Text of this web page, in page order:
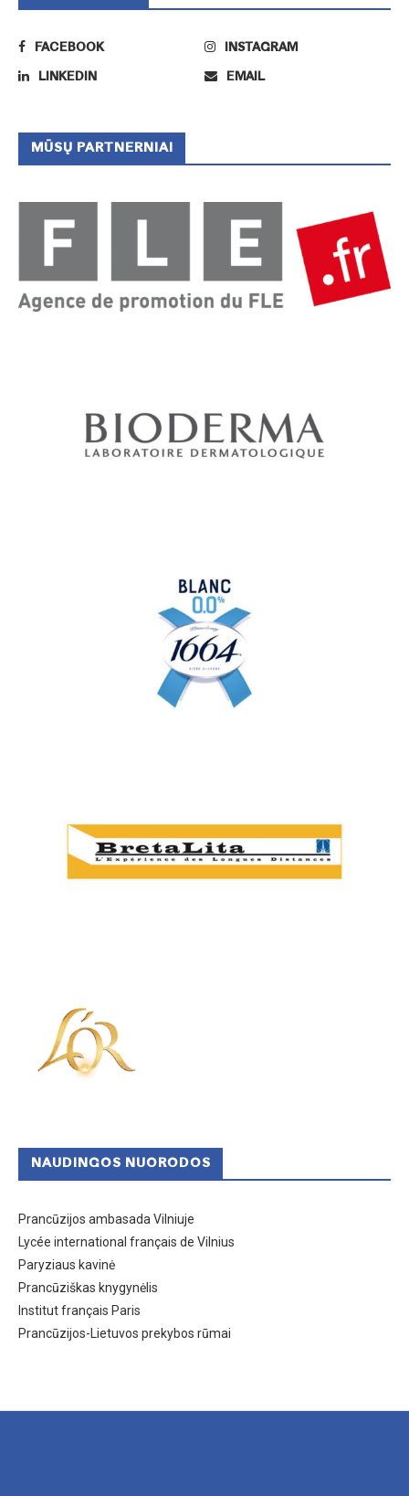
FACEBOOK INSTAGRAM
LINKEDIN EMAIL
MŪSŲ PARTNERNIAI
NAUDINGOS NUORODOS
Prancūzijos ambasada Vilniuje
Lycée international français de Vilnius
Paryziaus kavinė
Prancūziškas knygynėlis
Institut français Paris
Prancūzijos-Lietuvos prekybos rūmai